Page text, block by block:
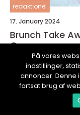
redaktionel
17. January 2024
Brunch Take
Go
På vores
indstillinger,
annoncer. Denne
fortsat brug af